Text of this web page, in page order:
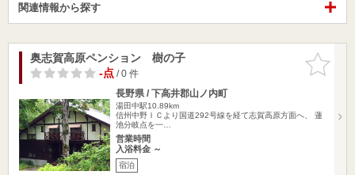
関連情報から探す
お気に入
りに追加
奥志賀高原ペンション 樹の子
-点/ 0 件
長野県 / 下高井郡山ノ内町
湯田中駅10.89km
信州中野ＩＣより国道292号線を経て志賀高原方面へ、 蓮
池分岐点を一…
営業時間
入浴料金 ～
宿泊